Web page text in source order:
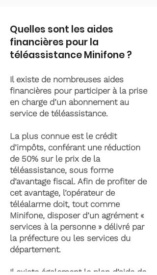
Quelles sont les aides
financières pour la
téléassistance Minifone ?
Il existe de nombreuses aides
financières pour participer à la prise
en charge d’un abonnement au
service de téléassistance.
La plus connue est le crédit
d’impôts, conférant une réduction
de 50% sur le prix de la
téléassistance, sous forme
d’avantage fiscal. Afin de profiter de
cet avantage, l’opérateur de
téléalarme doit, tout comme
Minifone, disposer d’un agrément «
services à la personne » délivré par
la préfecture ou les services du
département.
Il existe également le plan d’aide de